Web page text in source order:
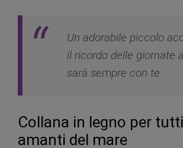
Un adorabile piccolo
il ricordo delle giornate
sarà sempre con te.
Collana in legno per
amanti del mare